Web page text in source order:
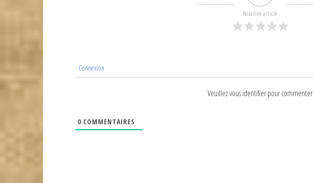
Notation article
Connexion
Veuillez vous identifier pour commenter
0COMMENTAIRES